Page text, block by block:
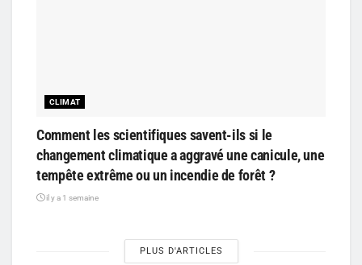
CLIMAT
Comment les scientifiques savent-ils si le
changement climatique a aggravé une canicule, une
tempête extrême ou un incendie de forêt ?
il y a 1 semaine
PLUS D'ARTICLES